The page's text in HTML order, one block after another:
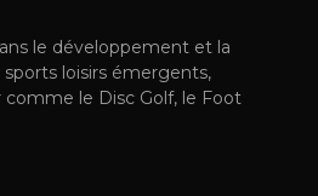
le développement et la
loisirs émergents,
le Disc Golf, le Foot